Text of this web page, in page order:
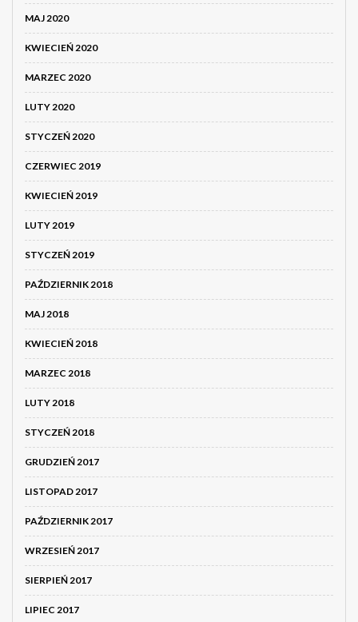
MAJ 2020
KWIECIEŃ 2020
MARZEC 2020
LUTY 2020
STYCZEŃ 2020
CZERWIEC 2019
KWIECIEŃ 2019
LUTY 2019
STYCZEŃ 2019
PAŹDZIERNIK 2018
MAJ 2018
KWIECIEŃ 2018
MARZEC 2018
LUTY 2018
STYCZEŃ 2018
GRUDZIEŃ 2017
LISTOPAD 2017
PAŹDZIERNIK 2017
WRZESIEŃ 2017
SIERPIEŃ 2017
LIPIEC 2017